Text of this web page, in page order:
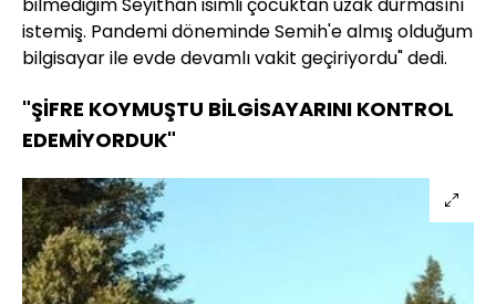
bilmediğim Seyithan isimli çocuktan uzak durmasını
istemiş. Pandemi döneminde Semih'e almış olduğum
bilgisayar ile evde devamlı vakit geçiriyordu" dedi.
"ŞİFRE KOYMUŞTU BİLGİSAYARINI KONTROL
EDEMİYORDUK"